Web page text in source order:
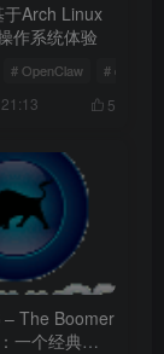
Arch Linux
作系统体验
# OpenClaw # docker
5
– The Boomer
一个经典